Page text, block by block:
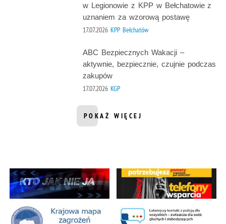
w Legionowie z KPP w Bełchatowie z
uznaniem za wzorową postawę
17.07.2026 KPP Bełchatów
ABC Bezpiecznych Wakacji –
aktywnie, bezpiecznie, czujnie podczas
zakupów
17.07.2026 KGP
POKAŻ WIĘCEJ
INFORMACJI Z DZIAŁU